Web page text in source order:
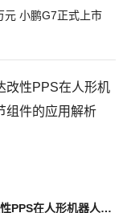
元 小鹏G7正式上市
欧瑞达改性PPS在人形机器人关节组件的应用解析